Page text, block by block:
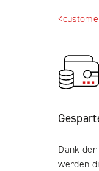
Dank
werden